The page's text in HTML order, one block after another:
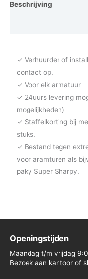
Beschrijving
✓ Verhuurder of
contact op.
✓ Voor elk armatuur
✓ 24uurs levering
mogelijkheden)
✓ Staffelkorting bij
stuks.
✓ Bestand tegen
voor aramturen als
paky Super Sharpy.
Openingstijden
Maandag t/m vrijdag
Bezoek aan kantoor of